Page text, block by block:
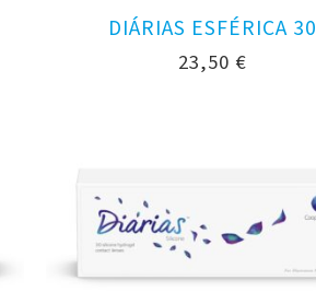
DIÁRIAS ESFÉRICA 30
23,50 €